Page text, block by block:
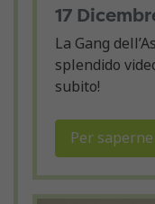
17
La Gang
splendido
subito!
Per